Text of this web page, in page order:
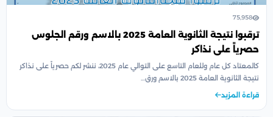
75,958
ترقبوا نتيجة الثانوية العامة 2025 بالاسم ورقم الجلوس
حصرياً على نذاكر
كالمعتاد كل عام وللعام التاسع على التوالي عام 2025، ننشر لكم حصرياً على نذاكر
نتيجة الثانوية العامة 2025 بالاسم ورق…
قراءة المزيد